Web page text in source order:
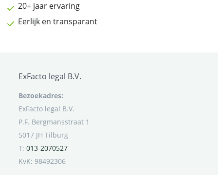
20+ jaar ervaring
Eerlijk en transparant
ExFacto legal B.V.
Bezoekadres:
ExFacto legal B.V.
P.F. Bergmansstraat 1
5017 JH Tilburg
T: 013-2070527
KvK: 98492306